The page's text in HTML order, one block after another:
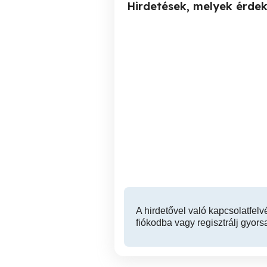
Hirdetések, melyek
A hirdetővel való
fiókodba vagy regisztrálj